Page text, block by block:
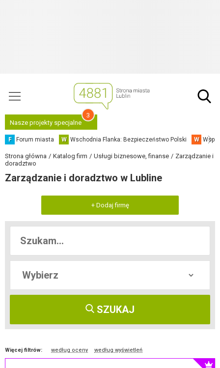
Nasze projekty specjalne
3
F Forum miasta W Wschodnia Flanka: Bezpieczeństwo Polski W
Strona główna Katalog firm Usługi biznesowe, finanse
Zarządzanie i
doradztwo
Zarządzanie i doradztwo w Lubline
+ Dodaj firmę
SZUKAJ
Więcej filtrów: według oceny według wyświetleń